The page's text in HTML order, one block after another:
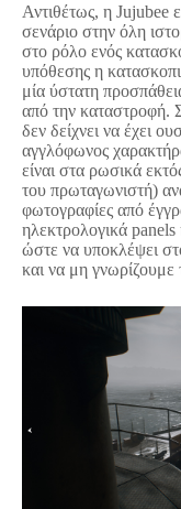
Αντιθέτως, η Jujubee
σενάριο στην όλη
στο ρόλο ενός
υπόθεσης η
μία ύστατη
από την καταστροφή.
δεν δείχνει να έχει
αγγλόφωνος
είναι στα ρωσικά
του πρωταγωνιστή)
φωτογραφίες από
ηλεκτρολογικά
ώστε να υποκλέψει
και να μη γνωρίζουμε